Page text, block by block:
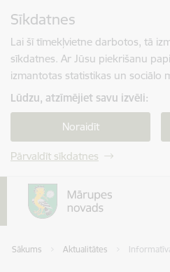
Sīkdatnes
Lai šī tīmekļvietne darbotos, tā
sīkdatnes. Ar Jūsu piekrišanu
izmantotas statistikas un sociālo
Lūdzu, atzīmējiet savu izvēli:
Noraidīt
Pārvaldīt sīkdatnes
Sākums Aktualitātes